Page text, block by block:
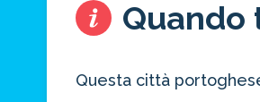
Quando
Questa città